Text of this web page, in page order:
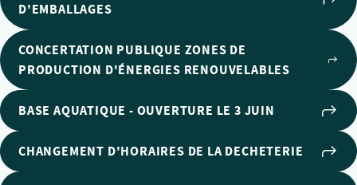
D'EMBALLAGES
CONCERTATION PUBLIQUE ZONES DE
PRODUCTION D'ÉNERGIES RENOUVELABLES
BASE AQUATIQUE - OUVERTURE LE 3 JUIN
CHANGEMENT D'HORAIRES DE LA DECHETERIE